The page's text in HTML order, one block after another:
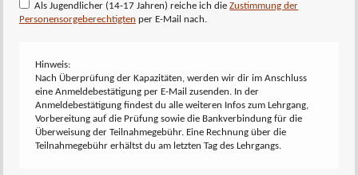
Als Jugendlicher (14-17 Jahren) reiche ich dieZustimmung der
Personensorgeberechtigten per E-Mail nach.
Hinweis:
Nach Überprüfung der Kapazitäten, werden wir dir im Anschluss
eine Anmeldebestätigung per E-Mail zusenden. In der
Anmeldebestätigung findest du alle weiteren Infos zum Lehrgang,
Vorbereitung auf die Prüfung sowie die Bankverbindung für die
Überweisung der Teilnahmegebühr. Eine Rechnung über die
Teilnahmegebühr erhältst du am letzten Tag des Lehrgangs.